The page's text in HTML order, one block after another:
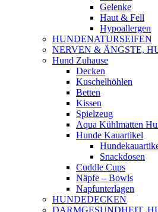
Gelenke
Haut & Fell
Hypoallergen
HUNDENATURSEIFEN
NERVEN & ÄNGSTE,
Hund Zuhause
Decken
Kuschelhöhlen
Betten
Kissen
Spielzeug
Aqua Kühlmatten
Hunde Kauartikel
Snackdosen
Cuddle Cups
Näpfe – Bowls
Napfunterlagen
HUNDEDECKEN
DARMGESUNDHEIT,